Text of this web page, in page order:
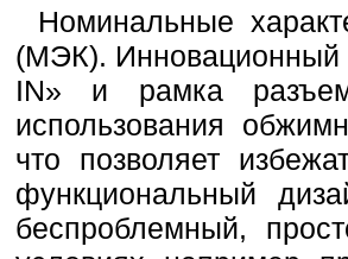
Номинальные
(МЭК). Инновационный
IN» и рамка
использования
что позволяет
функциональный
беспроблемный,